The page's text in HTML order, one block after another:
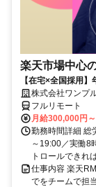
楽天市場中心
【在宅×全国採用
株式会社ワンプ
フルリモート
月給300,000円
勤務時間詳細 総
～19:00／実働8
トロールできれ
仕事内容 楽天
でをチームで担